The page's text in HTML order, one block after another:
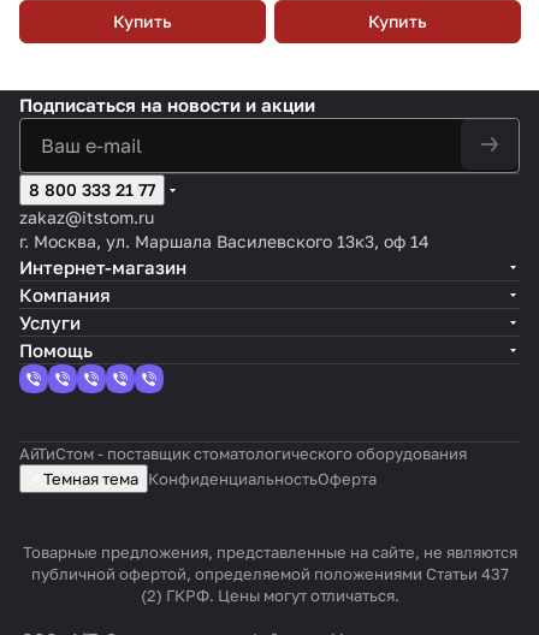
Купить Купить
Подписаться на новости и акции
8 800 333 21 77
zakaz@itstom.ru
г. Москва, ул. Маршала Василевского 13к3, оф 14
Интернет-магазин
Компания
Услуги
Помощь
АйТиСтом - поставщик стоматологического оборудования
Темная тема КонфиденциальностьОферта
Товарные предложения, представленные на сайте, не являются
публичной офертой, определяемой положениями Статьи 437
(2) ГКРФ. Цены могут отличаться.